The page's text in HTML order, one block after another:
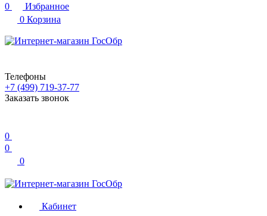
0
Избранное
0 Корзина
Телефоны
+7 (499) 719-37-77
Заказать звонок
0
0
0
Кабинет